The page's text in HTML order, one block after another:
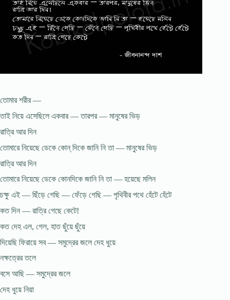
তোমার শরীর —
তাই নিয়ে এসেছিলে একবার — তারপর — মানুষের ভিড়
রাত্রি আর দিন
তোমারে নিয়েছে ডেকে কোন্‌ দিকে জানি নি তা — মানুষের ভিড়
রাত্রি আর দিন
তোমারে নিয়েছে ডেকে কোনদিকে জানি নি তা — হয়েছে মলিন
চক্ষু এই — ছিঁড়ে গেছি — ফেঁড়ে গেছি — পৃথিবীর পথে হেঁটে হেঁটে
কত দিন — রাত্রি গেছে কেটে!
কত দেহ এল, গেল, হাত ছুঁয়ে ছুঁয়ে
দিয়েছি ফিরায়ে সব — সমুদ্রের জলে দেহ ধুয়ে
নক্ষত্রের তলে
বসে আছি — সমুদ্রের জলে
দেহ ধুয়ে নিয়া